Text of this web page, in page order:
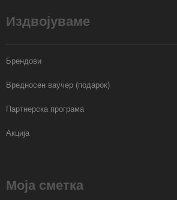
Издвојуваме
Брендови
Вредносен ваучер (подарок)
Партнерска програма
Акција
Моја сметка